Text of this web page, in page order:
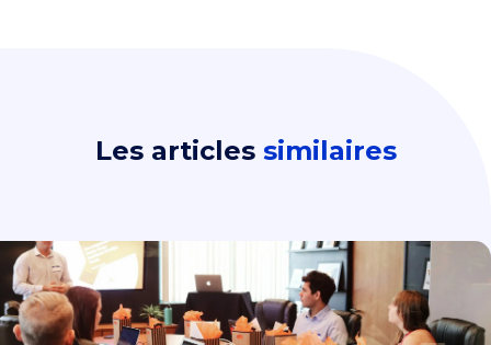
Les articles similaires